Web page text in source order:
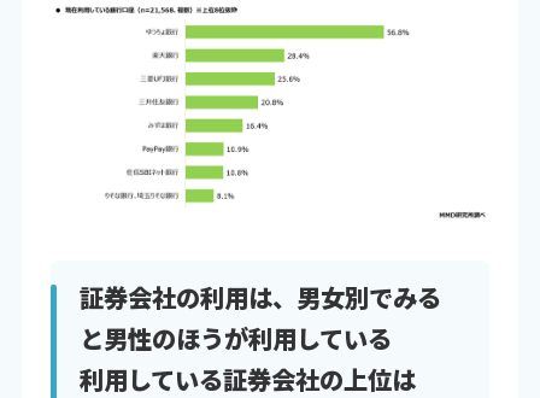
証券会社の利用は、男女別でみる
と男性のほうが利用している
利用している証券会社の上位は